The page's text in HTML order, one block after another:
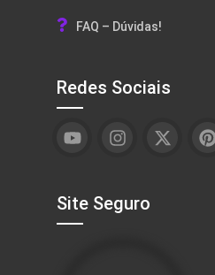
FAQ – Dúvidas!
Redes Sociais
Site Seguro